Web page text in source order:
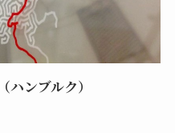
ンブルク）